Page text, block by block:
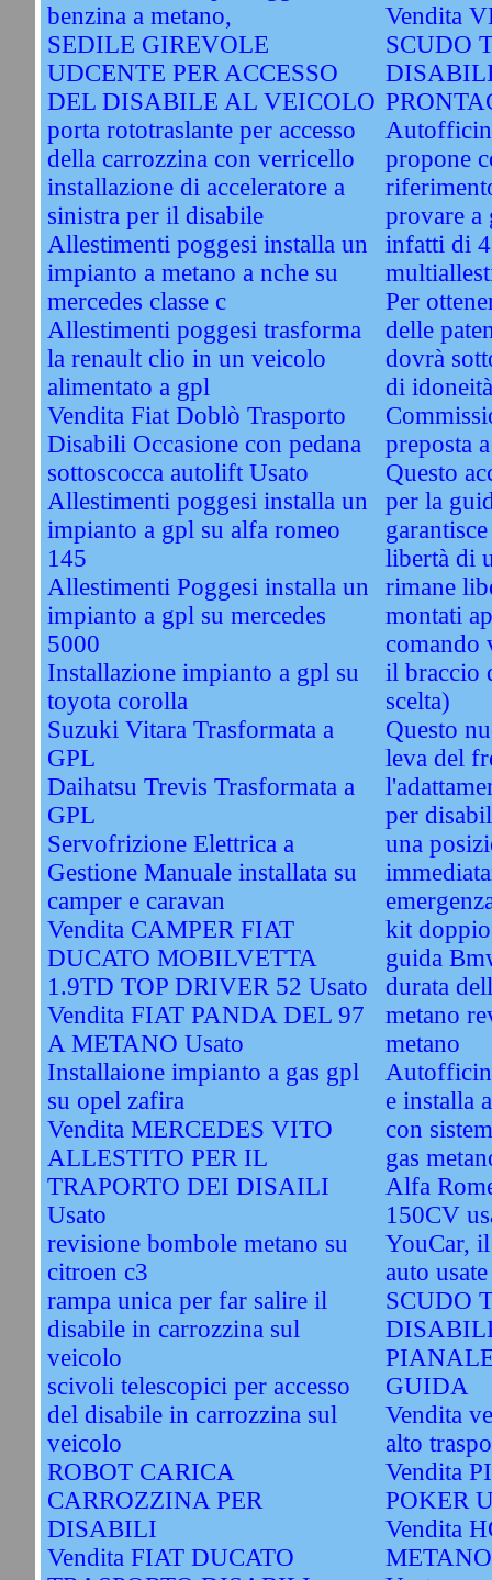
benzina a metano,
SEDILE GIREVOLE
UDCENTE PER ACCESSO
DEL DISABILE AL VEICOLO
porta rototraslante per accesso
della carrozzina con verricello
installazione di acceleratore a
sinistra per il disabile
Allestimenti poggesi installa un
impianto a metano a nche su
mercedes classe c
Allestimenti poggesi trasforma
la renault clio in un veicolo
alimentato a gpl
Vendita Fiat Doblò Trasporto
Disabili Occasione con pedana
sottoscocca autolift Usato
Allestimenti poggesi installa un
impianto a gpl su alfa romeo
145
Allestimenti Poggesi installa un
impianto a gpl su mercedes
5000
Installazione impianto a gpl su
toyota corolla
Suzuki Vitara Trasformata a
GPL
Daihatsu Trevis Trasformata a
GPL
Servofrizione Elettrica a
Gestione Manuale installata su
camper e caravan
Vendita CAMPER FIAT
DUCATO MOBILVETTA
1.9TD TOP DRIVER 52 Usato
Vendita FIAT PANDA DEL 97
A METANO Usato
Installaione impianto a gas gpl
su opel zafira
Vendita MERCEDES VITO
ALLESTITO PER IL
TRAPORTO DEI DISAILI
Usato
revisione bombole metano su
citroen c3
rampa unica per far salire il
disabile in carrozzina sul
veicolo
scivoli telescopici per accesso
del disabile in carrozzina sul
veicolo
ROBOT CARICA
CARROZZINA PER
DISABILI
Vendita FIAT DUCATO
Vendita
SCUDO
propone
provare a
infatti di
Per
delle
dovrà
di
preposta
Questo
per la
libertà di
rimane
montati
comando
il braccio
scelta)
Questo
leva del
per
una
kit
guida
durata
metano
metano
e installa
con
gas
Alfa
150CV
YouCar,
auto usate
SCUDO
GUIDA
Vendita
alto
Vendita
POKER
Vendita